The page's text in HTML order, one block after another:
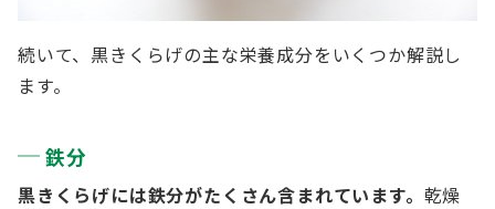
続いて、黒きくらげの主な栄養成分をいくつか解説し
ます。
鉄分
黒きくらげには鉄分がたくさん含まれています。 乾燥